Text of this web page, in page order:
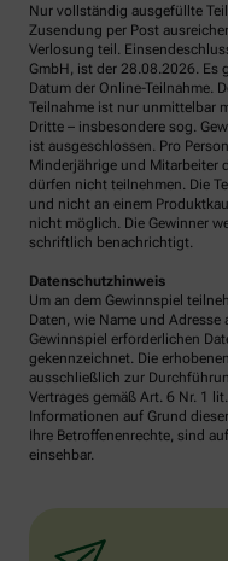
Nur vollständig ausgefüllte
Zusendung per Post
Verlosung teil.
GmbH, ist der 28.08.2026. Es
Datum der Online-Teilnahme.
Teilnahme ist nur unmittelbar
Dritte – insbesondere sog.
ist ausgeschlossen. Pro
Minderjährige und Mitarbeiter
dürfen nicht teilnehmen. Die
und nicht an einem
nicht möglich. Die Gewinner
schriftlich benachrichtigt.
Datenschutzhinweis
Um an dem Gewinnspiel
Daten, wie Name und Adresse
Gewinnspiel erforderlichen
gekennzeichnet. Die
ausschließlich zur
Vertrages gemäß Art. 6 Nr. 1
Informationen auf Grund
Ihre Betroffenenrechte, sind
einsehbar.